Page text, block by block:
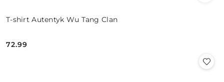
T-shirt Autentyk Wu Tang Clan
Cena:
72.99